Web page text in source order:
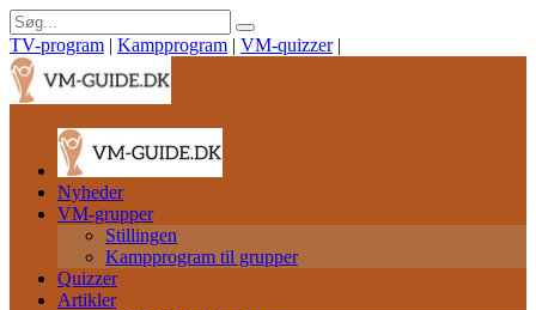
TV-program | Kampprogram | VM-quizzer |
Nyheder
VM-grupper
Stillingen
Kampprogram til grupper
Quizzer
Artikler